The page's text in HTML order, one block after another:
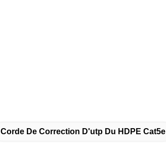
Corde De Correction D'utp Du HDPE Cat5e